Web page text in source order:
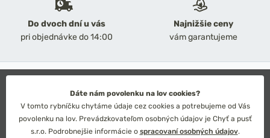
Do dvoch dní u vás
pri objednávke do 14:00
Najnižšie ceny
vám garantujeme
Obchodné podmienky
Ochrana osobných údajov
Technické riešenie: Simplia s.r.o.
Strategický dizajn: Petr Široký
Dáte nám povolenku na lov cookies?
V tomto rybníčku chytáme údaje cez cookies a potrebujeme od Vás
povolenku na lov. Prevádzkovateľom osobných údajov je Chyť a pusť
s.r.o. Podrobnejšie informácie o spracovaní osobných údajov.